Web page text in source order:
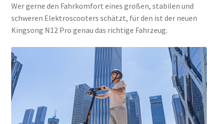
Wer gerne den Fahrkomfort eines großen, stabilen und
schweren Elektroscooters schätzt, für den ist der neuen
Kingsong N12 Pro genau das richtige Fahrzeug.